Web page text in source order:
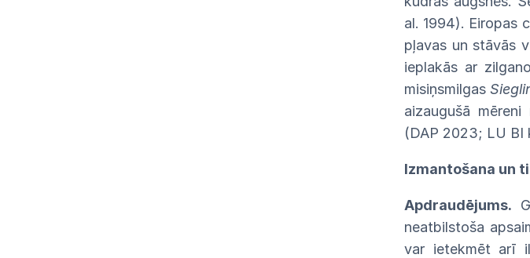
al. 1994). Eiropas
pļavas un stāvās
ieplakās ar zilgano
misiņsmilgas
aizaugušā mēreni
(DAP 2023; LU BI
Izmantošana un
Apdraudējums.
neatbilstoša
var ietekmēt arī